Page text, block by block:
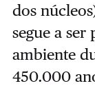
dos
segue a
ambiente
450.000